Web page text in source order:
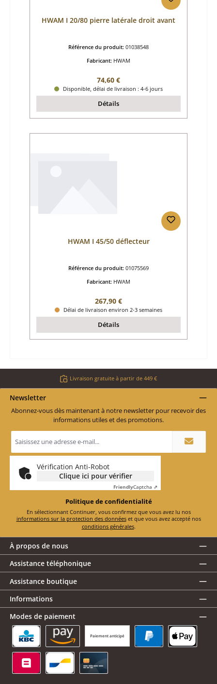
HWAM I 20/80 pierre latérale droit avant
Référence du produit: 01038548
Fabricant: HWAM
Prix régulier :
74,60 €
Disponible, délai de livraison : 4-6 jours
Détails
HWAM I 45/50 déflecteur
Référence du produit: 01075569
Fabricant: HWAM
Prix régulier :
267,90 €
Délai de livraison environ 2-3 semaines
Détails
Livraison gratuite à partir de 449 €
Newsletter
Abonnez-vous dès maintenant à notre newsletter pour recevoir des
informations utiles et des promotions.
Adresse
e-
*
Vérification Anti-Robot
Clique ici pour vérifier
FriendlyCaptcha ⇗
Politique de confidentialité
En sélectionnant Continuer, vous confirmez que vous avez lu nos
informations sur la protection des données
et que vous avez accepté nos
conditions générales.
À propos de nous
Assistance téléphonique
Assistance boutique
Informations
Modes de paiement
Paiement anticipé
KBC/CBC Payment Button
Amazon Pay